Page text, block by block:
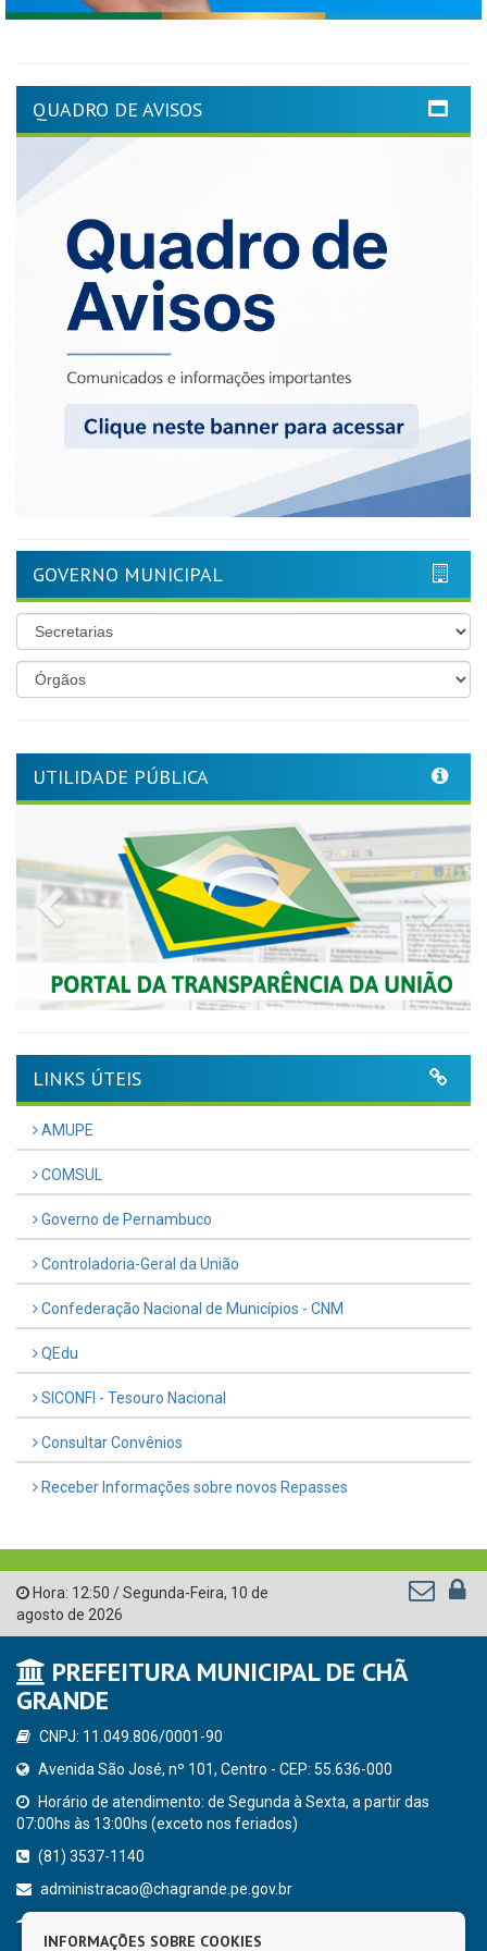
QUADRO DE AVISOS
GOVERNO MUNICIPAL
UTILIDADE PÚBLICA
Previous
LINKS ÚTEIS
AMUPE
COMSUL
Governo de Pernambuco
Controladoria-Geral da União
Confederação Nacional de Municípios - CNM
QEdu
SICONFI - Tesouro Nacional
Consultar Convênios
Receber Informações sobre novos Repasses
Hora: 12:50 /Segunda-Feira, 10 de
agosto de 2026
PREFEITURA MUNICIPAL DE CHÃ
GRANDE
CNPJ: 11.049.806/0001-90
Avenida São José, nº 101, Centro - CEP: 55.636-000
Horário de atendimento: de Segunda à Sexta, a partir das
07:00hs às 13:00hs (exceto nos feriados)
(81) 3537-1140
administracao@chagrande.pe.gov.br
INFORMAÇÕES SOBRE COOKIES